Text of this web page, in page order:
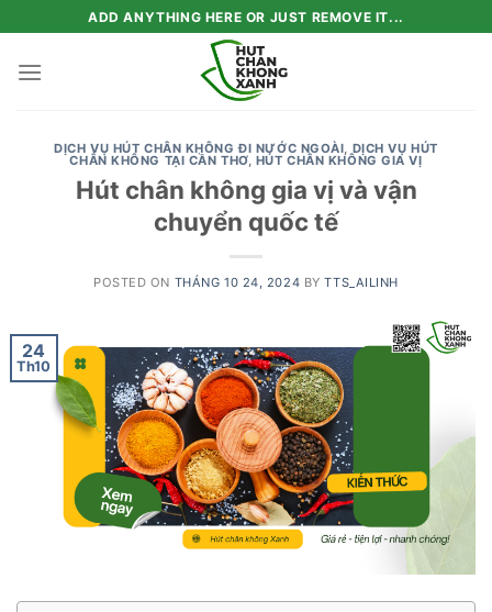
to
content
ADD ANYTHING HERE OR JUST REMOVE IT...
DỊCH VỤ HÚT CHÂN KHÔNG ĐI NƯỚC NGOÀI, DỊCH VỤ HÚT
CHÂN KHÔNG TẠI CẦN THƠ, HÚT CHÂN KHÔNG GIA VỊ
Hút chân không gia vị và vận
chuyển quốc tế
POSTED ON THÁNG 10 24, 2024 BYTTS_AILINH
24
Th10